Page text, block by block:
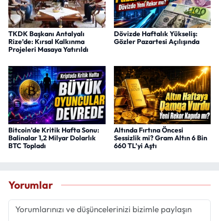
TKDK Başkanı Antalyalı
Rize’de: Kırsal Kalkınma
Projeleri Masaya Yatırıldı
Dövizde Haftalık Yükseliş:
Gözler Pazartesi Açılışında
Bitcoin’de Kritik Hafta Sonu:
Balinalar 1,2 Milyar Dolarlık
BTC Topladı
Altında Fırtına Öncesi
Sessizlik mi? Gram Altın 6 Bin
660 TL’yi Aştı
Yorumlar